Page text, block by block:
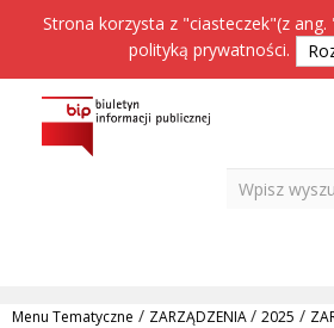
Strona korzysta z "ciasteczek"(z
polityką prywatności.
Menu Tematyczne / ZARZĄDZENIA/ 2025 /